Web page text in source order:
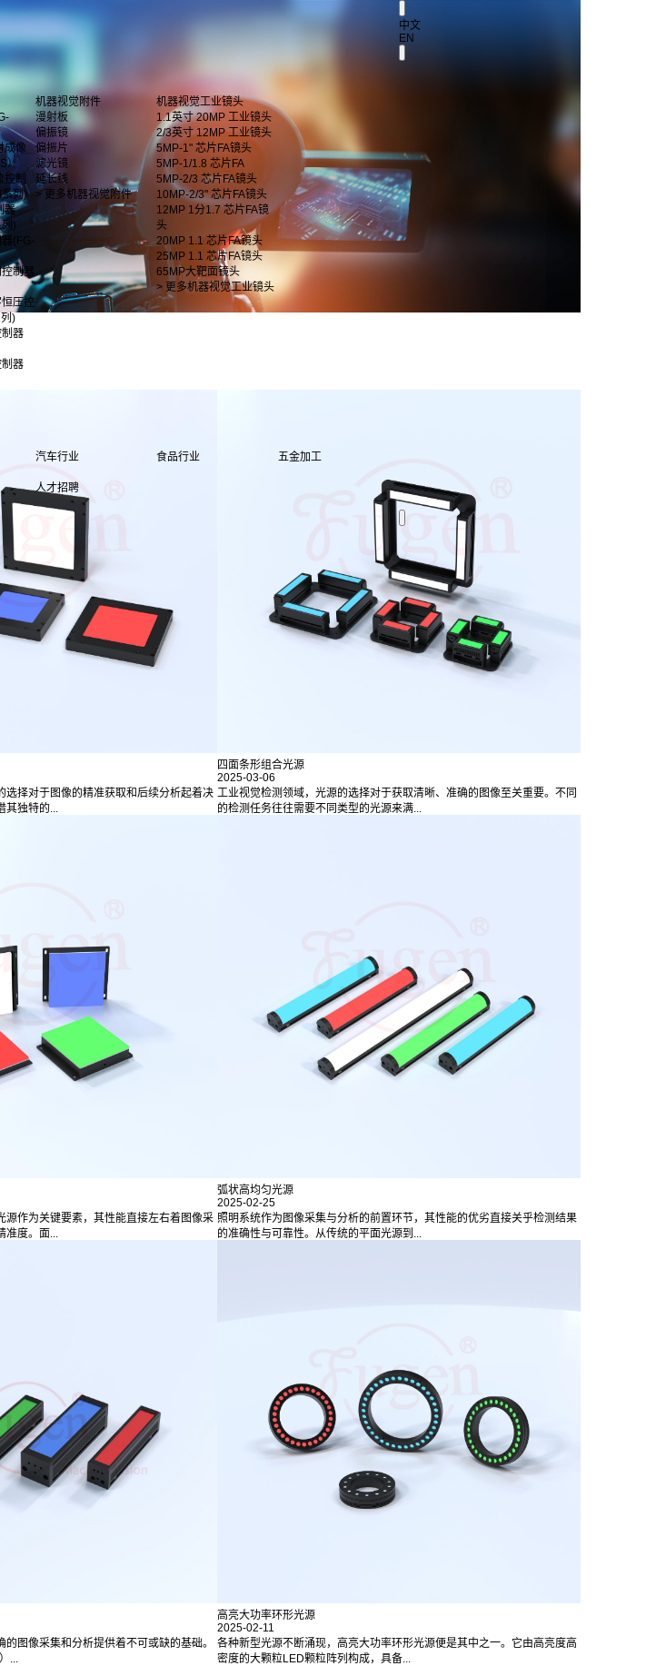
成像
）
控制
列)
器
)
(FG-
制器
压控
)
器
器
机器视觉附件
漫射板
偏振镜
偏振片
滤光镜
延长线
> 更多机器视觉附件
机器视觉工业镜头
1.1英寸 20MP 工业镜头
2/3英寸 12MP 工业镜头
5MP-1" 芯片FA镜头
5MP-1/1.8 芯片FA
5MP-2/3 芯片FA镜头
10MP-2/3" 芯片FA镜头
12MP 1分1.7 芯片FA镜
头
20MP 1.1 芯片FA镜头
25MP 1.1 芯片FA镜头
65MP大靶面镜头
> 更多机器视觉工业镜头
汽车行业 食品行业
五金加工
人才招聘
中文
EN
选择对于图像的精准获取和后续分析起着决
独特的...
四面条形组合光源
2025-03-06
工业视觉检测领域，光源的选择对于获取清晰、准确的图像至关重要。不同
的检测任务往往需要不同类型的光源来满...
源作为关键要素，其性能直接左右着图像采
度。面...
弧状高均匀光源
2025-02-25
照明系统作为图像采集与分析的前置环节，其性能的优劣直接关乎检测结果
的准确性与可靠性。从传统的平面光源到...
图像采集和分析提供着不可或缺的基础。
...
高亮大功率环形光源
2025-02-11
各种新型光源不断涌现，高亮大功率环形光源便是其中之一。它由高亮度高
密度的大颗粒LED颗粒阵列构成，具备...